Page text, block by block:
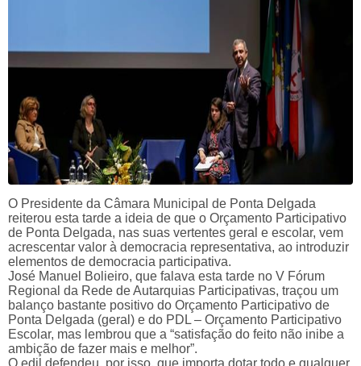
O Presidente da Câmara Municipal de Ponta Delgada
reiterou esta tarde a ideia de que o Orçamento Participativo
de Ponta Delgada, nas suas vertentes geral e escolar, vem
acrescentar valor à democracia representativa, ao introduzir
elementos de democracia participativa.
José Manuel Bolieiro, que falava esta tarde no V Fórum
Regional da Rede de Autarquias Participativas, traçou um
balanço bastante positivo do Orçamento Participativo de
Ponta Delgada (geral) e do PDL – Orçamento Participativo
Escolar, mas lembrou que a “satisfação do feito não inibe a
ambição de fazer mais e melhor”.
O edil defendeu, por isso, que importa dotar todo e qualquer